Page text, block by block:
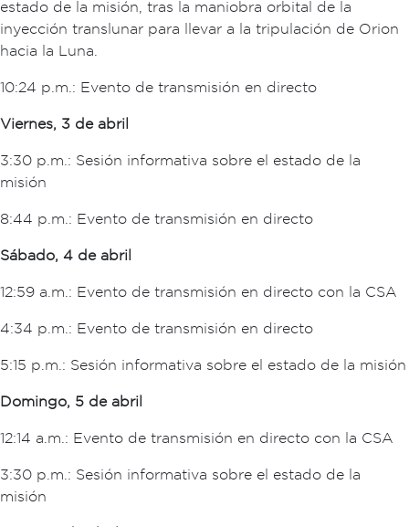
estado de la misión, tras la maniobra orbital de la
inyección translunar para llevar a la tripulación de Orion
hacia la Luna.
10:24 p.m.: Evento de transmisión en directo
Viernes, 3 de abril
3:30 p.m.: Sesión informativa sobre el estado de la
misión
8:44 p.m.: Evento de transmisión en directo
Sábado, 4 de abril
12:59 a.m.: Evento de transmisión en directo con la CSA
4:34 p.m.: Evento de transmisión en directo
5:15 p.m.: Sesión informativa sobre el estado de la misión
Domingo, 5 de abril
12:14 a.m.: Evento de transmisión en directo con la CSA
3:30 p.m.: Sesión informativa sobre el estado de la
misión